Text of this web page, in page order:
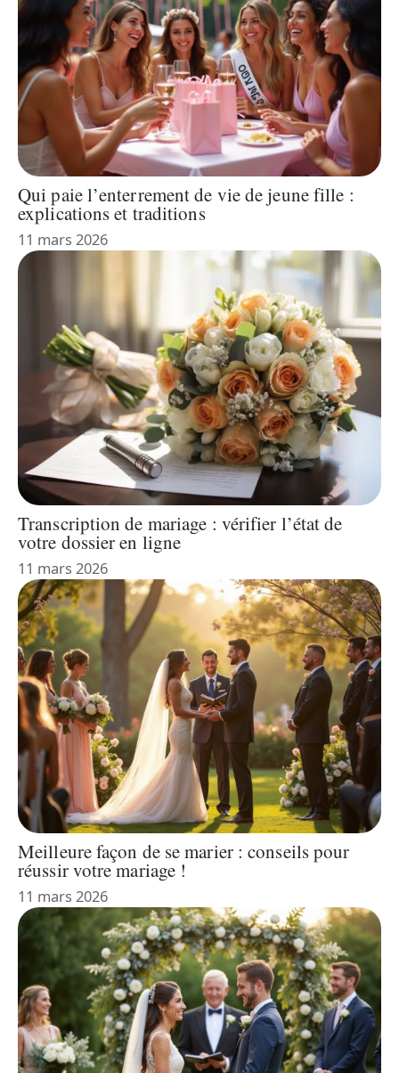
Qui paie l’enterrement de vie de jeune fille :
explications et traditions
11 mars 2026
Transcription de mariage : vérifier l’état de
votre dossier en ligne
11 mars 2026
Meilleure façon de se marier : conseils pour
réussir votre mariage !
11 mars 2026